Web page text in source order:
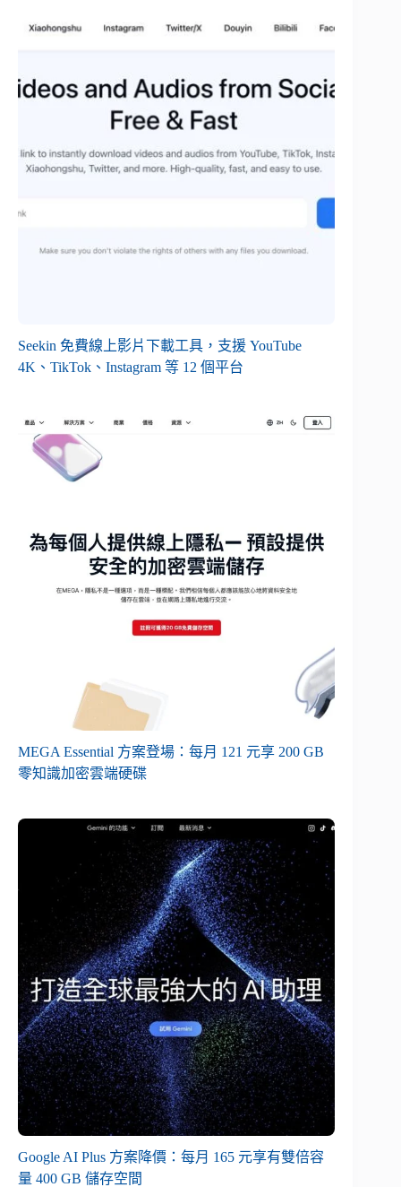
Seekin 免費線上影片下載工具，支援 YouTube
4K、TikTok、Instagram 等 12 個平台
MEGA Essential 方案登場：每月 121 元享 200 GB
零知識加密雲端硬碟
Google AI Plus 方案降價：每月 165 元享有雙倍容
量 400 GB 儲存空間